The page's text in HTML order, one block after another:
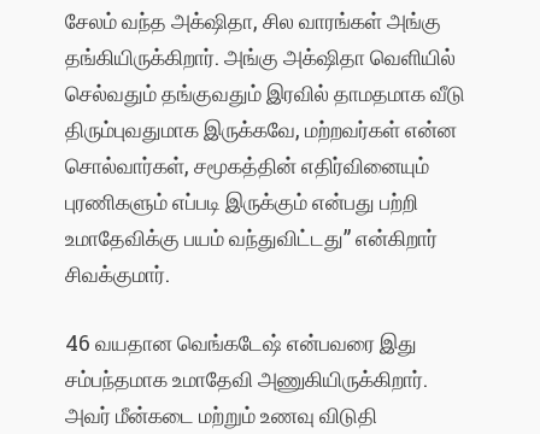
சேலம் வந்த அக்‌ஷிதா, சில வாரங்கள் அங்கு
தங்கியிருக்கிறார். அங்கு அக்‌ஷிதா வெளியில்
செல்வதும் தங்குவதும் இரவில் தாமதமாக வீடு
திரும்புவதுமாக இருக்கவே, மற்றவர்கள் என்ன
சொல்வார்கள், சமூகத்தின் எதிர்வினையும்
புரணிகளும் எப்படி இருக்கும் என்பது பற்றி
உமாதேவிக்கு பயம் வந்துவிட்டது” என்கிறார்
சிவக்குமார்.
46 வயதான வெங்கடேஷ் என்பவரை இது
சம்பந்தமாக உமாதேவி அணுகியிருக்கிறார்.
அவர் மீன்கடை மற்றும் உணவு விடுதி